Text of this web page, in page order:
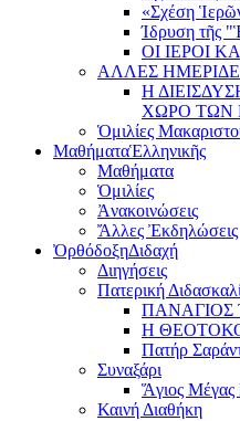
«Σχέση
Ίδρυση τῆς
ΟΙ ΙΕΡΟΙ
ΑΛΛΕΣ
Η
ΧΩΡΟ ΤΩΝ
Ὁμιλίες
ΜαθήματαἙλληνικῆς
Μαθήματα
Ὁμιλίες
Ἀνακοινώσεις
Ἄλλες Ἐκδηλώσεις
ὈρθόδοξηΔιδαχή
Διηγήσεις
Πατερική
ΠΑΝΑΓΙΟΣ
Η
Πατήρ
Συναξάρι
Ἅγιος Μέγας
Καινή Διαθήκη